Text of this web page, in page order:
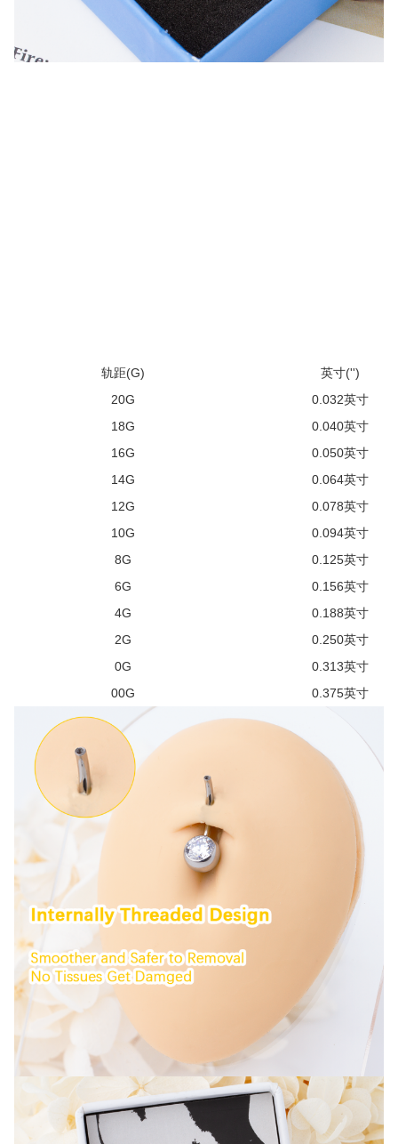
轨距(G)
英寸('')
20G
0.032英寸
18G
0.040英寸
16G
0.050英寸
14G
0.064英寸
12G
0.078英寸
10G
0.094英寸
8G
0.125英寸
6G
0.156英寸
4G
0.188英寸
2G
0.250英寸
0G
0.313英寸
00G
0.375英寸